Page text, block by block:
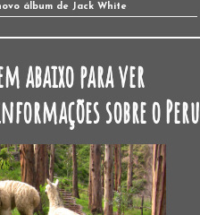
álbum de Jack White
abaixo para ver
sobre o Peru